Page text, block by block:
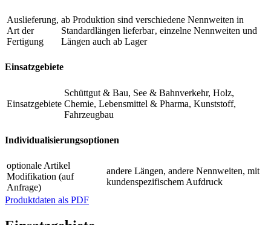
Auslieferung,
Art der
Fertigung
ab Produktion sind verschiedene Nennweiten in
Standardlängen lieferbar‚ einzelne Nennweiten und
Längen auch ab Lager
Einsatzgebiete
Einsatzgebiete
Schüttgut & Bau, See & Bahnverkehr, Holz,
Chemie, Lebensmittel & Pharma, Kunststoff,
Fahrzeugbau
Individualisierungsoptionen
optionale Artikel
Modifikation (auf
Anfrage)
andere Längen, andere Nennweiten, mit
kundenspezifischem Aufdruck
Produktdaten als PDF